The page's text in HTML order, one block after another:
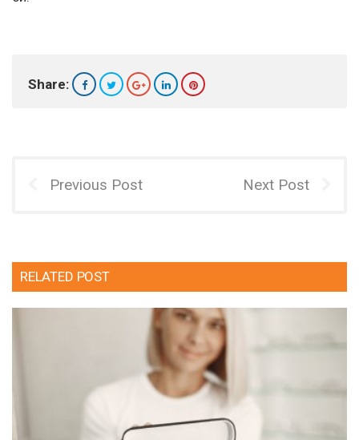
Share:
Previous Post Next Post
RELATED POST